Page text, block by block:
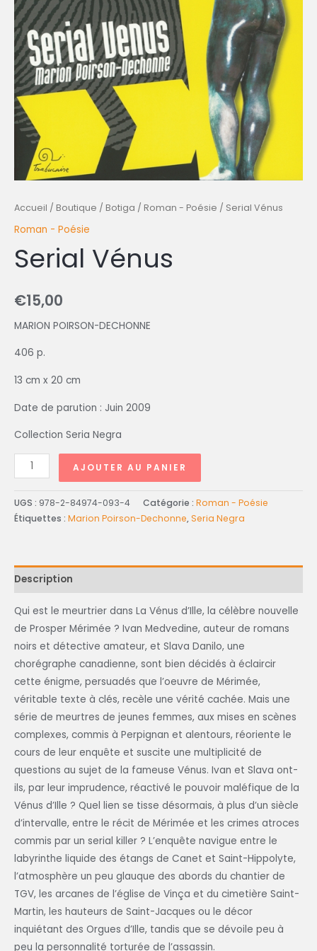
Accueil / Boutique / Botiga / Roman - Poésie / Serial Vénus
Roman - Poésie
Serial Vénus
€15,00
MARION POIRSON-DECHONNE
406 p.
13 cm x 20 cm
Date de parution : Juin 2009
Collection Seria Negra
AJOUTER AU PANIER
UGS : 978-2-84974-093-4 Catégorie : Roman - Poésie
Étiquettes : Marion Poirson-Dechonne,Seria Negra
Description
Qui est le meurtrier dans La Vénus d’Ille, la célèbre nouvelle
de Prosper Mérimée ? Ivan Medvedine, auteur de romans
noirs et détective amateur, et Slava Danilo, une
chorégraphe canadienne, sont bien décidés à éclaircir
cette énigme, persuadés que l’oeuvre de Mérimée,
véritable texte à clés, recèle une vérité cachée. Mais une
série de meurtres de jeunes femmes, aux mises en scènes
complexes, commis à Perpignan et alentours, réoriente le
cours de leur enquête et suscite une multiplicité de
questions au sujet de la fameuse Vénus. Ivan et Slava ont-
ils, par leur imprudence, réactivé le pouvoir maléfique de la
Vénus d’Ille ? Quel lien se tisse désormais, à plus d’un siècle
d’intervalle, entre le récit de Mérimée et les crimes atroces
commis par un serial killer ? L’enquête navigue entre le
labyrinthe liquide des étangs de Canet et Saint-Hippolyte,
l’atmosphère un peu glauque des abords du chantier de
TGV, les arcanes de l’église de Vinça et du cimetière Saint-
Martin, les hauteurs de Saint-Jacques ou le décor
inquiétant des Orgues d’Ille, tandis que se dévoile peu à
peu la personnalité torturée de l’assassin.